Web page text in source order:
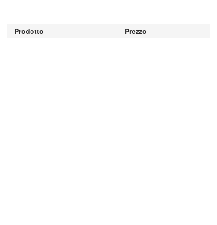
Prodotto Prezzo